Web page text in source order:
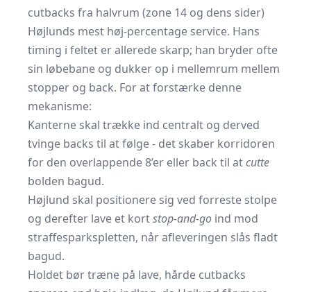
cutbacks fra halvrum (zone 14 og dens sider)
Højlunds mest høj-percentage service. Hans
timing i feltet er allerede skarp; han bryder ofte
sin løbebane og dukker op i mellemrum mellem
stopper og back. For at forstærke denne
mekanisme:
Kanterne skal trække ind centralt og derved
tvinge backs til at følge - det skaber korridoren
for den overlappende 8’er eller back til atcutte
bolden bagud.
Højlund skal positionere sig ved forreste stolpe
og derefter lave et kortstop-and-go ind mod
straffesparkspletten, når afleveringen slås fladt
bagud.
Holdet bør træne på lave, hårde cutbacks